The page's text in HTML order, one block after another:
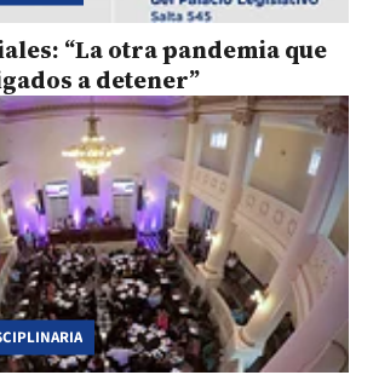
“La otra pandemia que
a detener”